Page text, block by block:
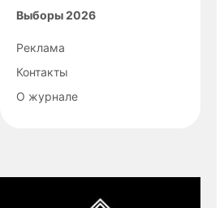
Выборы 2026
Реклама
Контакты
О журнале